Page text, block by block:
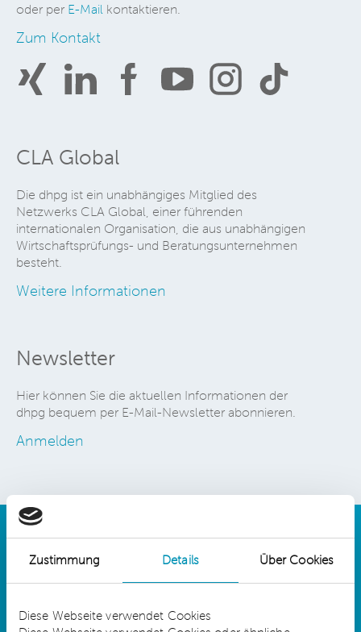
Zustimmung Details Über Cookies
Diese Webseite verwendet Cookies
oder per E-Mail kontaktieren.
Zum Kontakt
CLA Global
Die dhpg ist ein unabhängiges Mitglied des
Netzwerks CLA Global, einer führenden
internationalen Organisation, die aus unabhängigen
Wirtschaftsprüfungs- und Beratungsunternehmen
besteht.
Weitere Informationen
Newsletter
Hier können Sie die aktuellen Informationen der
dhpg bequem per E-Mail-Newsletter abonnieren.
Anmelden